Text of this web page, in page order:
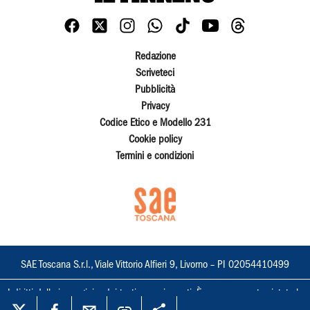
Redazione
Scriveteci
Pubblicità
Privacy
Codice Etico e Modello 231
Cookie policy
Termini e condizioni
SAE Toscana S.r.l., Viale Vittorio Alfieri 9, Livorno – PI 02054410499
I diritti delle immagini e dei testi sono riservati. È espressamente vietata la